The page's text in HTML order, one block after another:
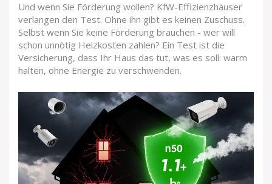
Und wenn Sie Förderung wollen? KfW-Effizienzhäuser
verlangen den Test. Ohne ihn gibt es keinen Zuschuss.
Selbst wenn Sie keine Förderung brauchen - wer will
schon unnötig Heizkosten zahlen? Ein Test ist die
Versicherung, dass Ihr Haus das tut, was es soll: warm
halten, ohne Energie zu verschwenden.